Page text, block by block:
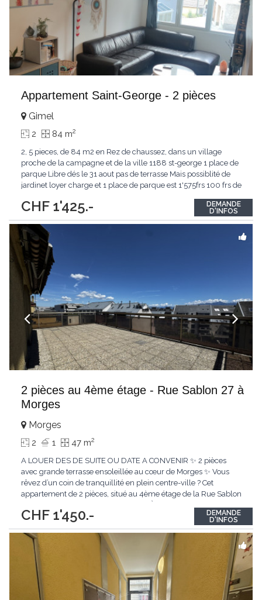
Appartement Saint-George - 2 pièces
CHF 1'425.-
Gimel
2 84 m2
2, 5 pieces, de 84 m2 en Rez de chaussez, dans un village
proche de la campagne et de la ville 1188 st-george 1 place de
parque Libre dés le 31 aout pas de terrasse Mais possiblité de
jardinet loyer charge et 1 place de parque est 1'575frs 100 frs de
DEMANDE
D'INFOS
2 pièces au 4ème étage - Rue Sablon 27 à
Morges
CHF 1'450.-
Morges
2 1 47 m2
A LOUER DES DE SUITE OU DATE A CONVENIR ✨ 2 pièces
avec grande terrasse ensoleillée au cœur de Morges ✨ Vous
rêvez d’un coin de tranquillité en plein centre-ville ? Cet
appartement de 2 pièces, situé au 4ème étage de la Rue Sablon
pied de la gare et entouré de toutes les commodités, vous
profiterez d’un...
DEMANDE
D'INFOS